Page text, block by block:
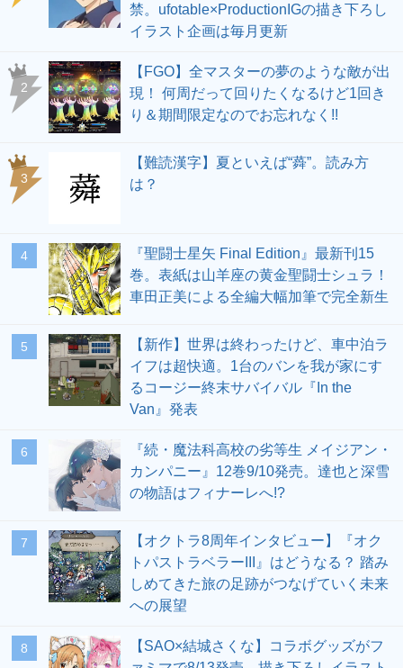
禁。ufotable×ProductionIGの描き下ろし
イラスト企画は毎月更新
2
【FGO】全マスターの夢のような敵が出
現！ 何周だって回りたくなるけど1回き
り＆期間限定なのでお忘れなく!!
3
【難読漢字】夏といえば“蕣”。読み方
は？
4
『聖闘士星矢 Final Edition』最新刊15
巻。表紙は山羊座の黄金聖闘士シュラ！
車田正美による全編大幅加筆で完全新生
5
【新作】世界は終わったけど、車中泊ラ
イフは超快適。1台のバンを我が家にす
るコージー終末サバイバル『In the
Van』発表
6
『続・魔法科高校の劣等生 メイジアン・
カンパニー』12巻9/10発売。達也と深雪
の物語はフィナーレへ!?
7
【オクトラ8周年インタビュー】『オク
トパストラベラーIII』はどうなる？ 踏み
しめてきた旅の足跡がつなげていく未来
への展望
8
【SAO×結城さくな】コラボグッズがフ